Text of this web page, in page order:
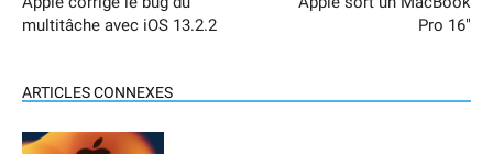
multitâche avec iOS 13.2.2
Pro 16″
ARTICLES CONNEXES